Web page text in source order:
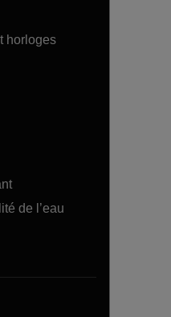
horloges
de l’eau